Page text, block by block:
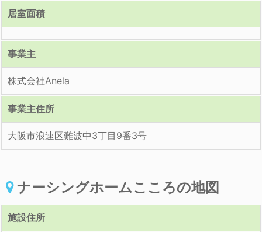
居室面積
事業主
株式会社Anela
事業主住所
大阪市浪速区難波中3丁目9番3号
ナーシングホームこころの地図
施設住所